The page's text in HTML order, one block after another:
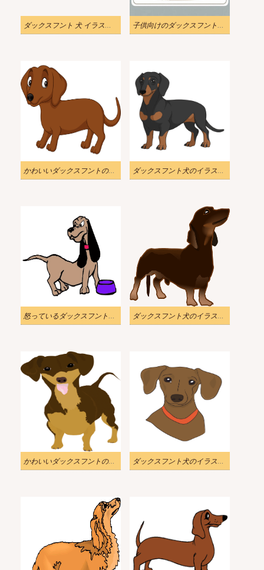
ダックスフント 犬 イラスト 透過画像 子供向けのダックスフントのイラスト
かわいいダックスフントのイラストダウンロード ダックスフント犬のイラスト画像 2
怒っているダックスフントのイラスト ダックスフント犬のイラスト透明
かわいいダックスフントのイラスト PNG ダックスフント犬のイラスト画像 3